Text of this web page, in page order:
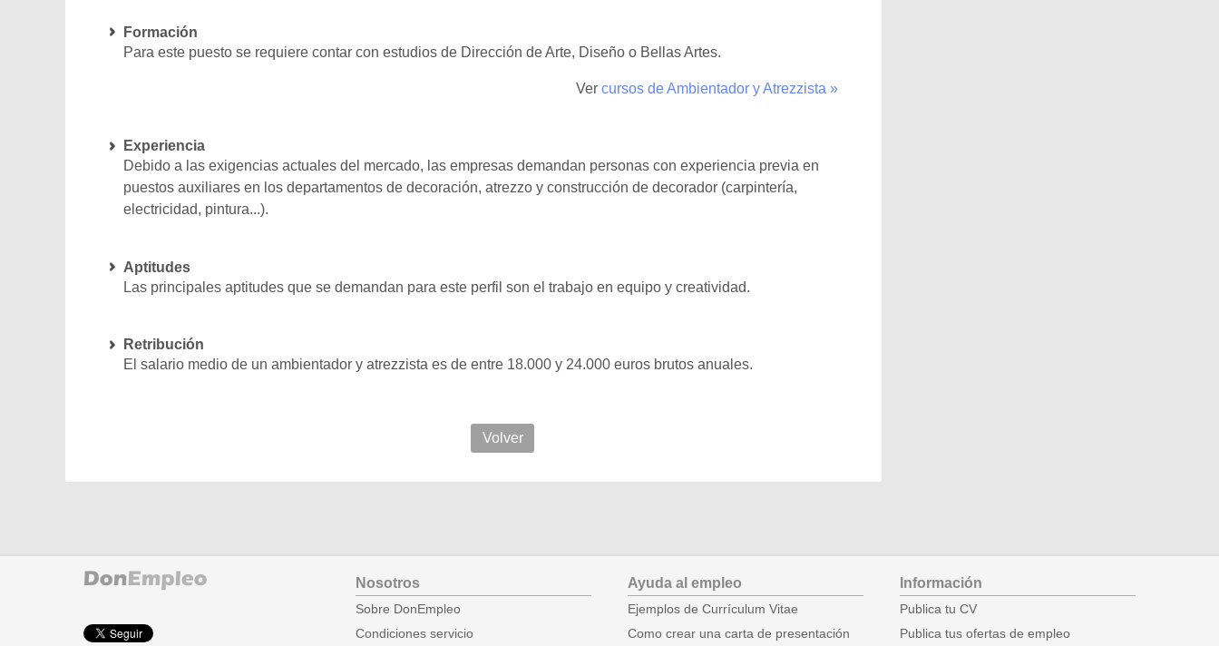
Formación
Para este puesto se requiere contar con estudios de Dirección de Arte, Diseño o Bellas Artes.
Ver cursos de Ambientador y Atrezzista »
Experiencia
Debido a las exigencias actuales del mercado, las empresas demandan personas con experiencia previa en
puestos auxiliares en los departamentos de decoración, atrezzo y construcción de decorador (carpintería,
electricidad, pintura...).
Aptitudes
Las principales aptitudes que se demandan para este perfil son el trabajo en equipo y creatividad.
Retribución
El salario medio de un ambientador y atrezzista es de entre 18.000 y 24.000 euros brutos anuales.
Volver
Nosotros
Sobre DonEmpleo
Condiciones servicio
Ayuda al empleo
Ejemplos de Currículum Vitae
Como crear una carta de presentación
Información
Publica tu CV
Publica tus ofertas de empleo